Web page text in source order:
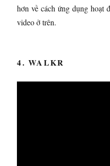
hơn về cách ứng dụng hoạt
video ở trên.
4. WALKR